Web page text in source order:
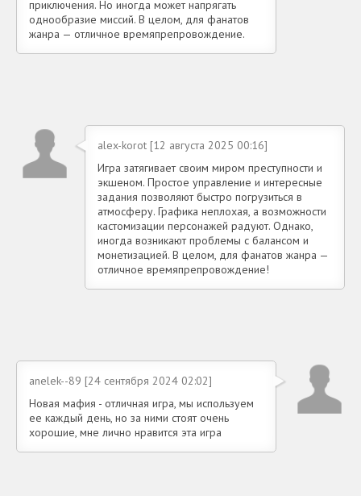
приключения. Но иногда может напрягать
однообразие миссий. В целом, для фанатов
жанра — отличное времяпрепровождение.
alex-korot [12 августа 2025 00:16]
Игра затягивает своим миром преступности и
экшеном. Простое управление и интересные
задания позволяют быстро погрузиться в
атмосферу. Графика неплохая, а возможности
кастомизации персонажей радуют. Однако,
иногда возникают проблемы с балансом и
монетизацией. В целом, для фанатов жанра —
отличное времяпрепровождение!
anelek--89 [24 сентября 2024 02:02]
Новая мафия - отличная игра, мы используем
ее каждый день, но за ними стоят очень
хорошие, мне лично нравится эта игра